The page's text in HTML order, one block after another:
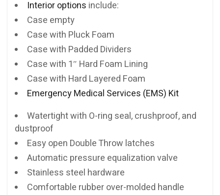
Interior options include:
Case empty
Case with Pluck Foam
Case with Padded Dividers
Case with 1″ Hard Foam Lining
Case with Hard Layered Foam
Emergency Medical Services (EMS) Kit
Watertight with O-ring seal, crushproof, and
dustproof
Easy open Double Throw latches
Automatic pressure equalization valve
Stainless steel hardware
Comfortable rubber over-molded handle